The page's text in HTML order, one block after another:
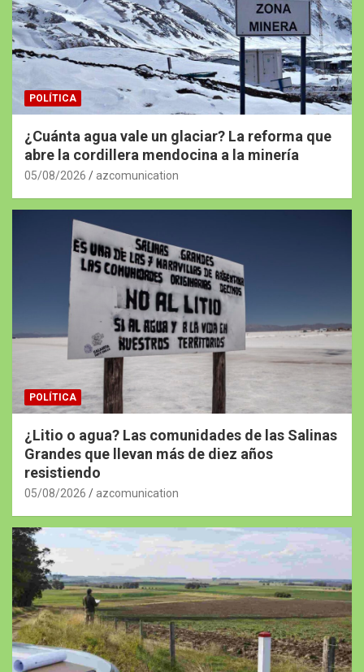
POLÍTICA
¿Cuánta agua vale un glaciar? La reforma que
abre la cordillera mendocina a la minería
05/08/2026 azcomunication
POLÍTICA
¿Litio o agua? Las comunidades de las Salinas
Grandes que llevan más de diez años
resistiendo
05/08/2026 azcomunication